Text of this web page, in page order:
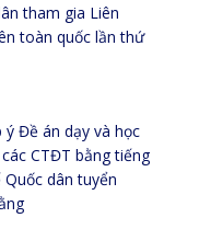
tham gia Liên
toàn quốc lần thứ
ý Đề án dạy và học
CTĐT bằng tiếng
dân tuyển